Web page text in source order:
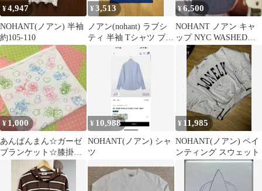
¥4,947
NOHANT(ノアン) 半袖
約105-110
¥3,513
ノアン(nohant) ラブシ
ティ 半袖 Tシャツ ブル
¥6,500
NOHANT ノアン キャ
ップ NYC WASHED
BALL CAP
¥ 1,000
あんぱんまん☆ガーゼ
ブランケット☆膝掛け
¥ 10,988
NOHANT(ノアン) シャ
ツ
¥ 11,985
NOHANT(ノアン) ペイ
ンティング スウェット